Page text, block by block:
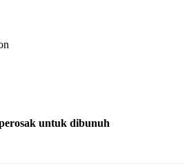
untuk dibunuh